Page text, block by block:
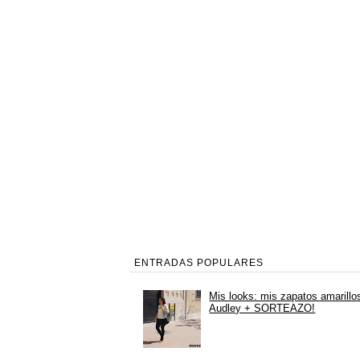
ENTRADAS POPULARES
Mis looks: mis zapatos
Audley + SORTEAZO!